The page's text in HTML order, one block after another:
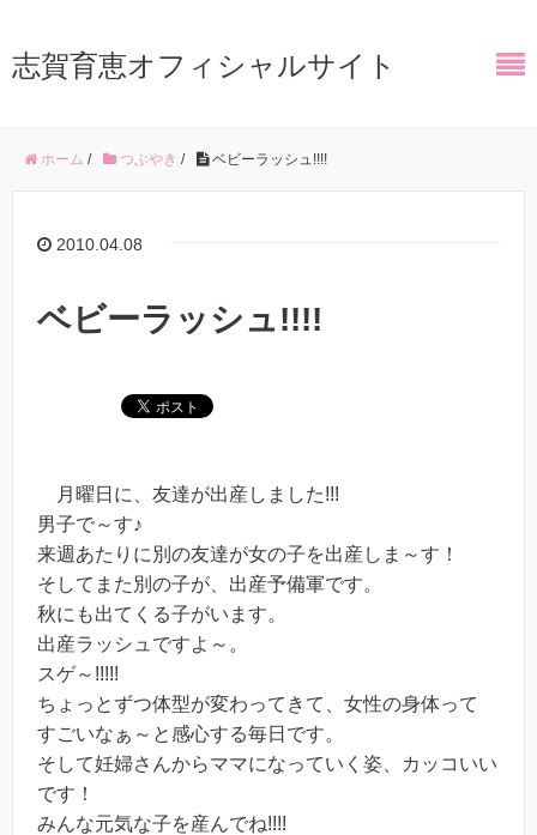
志賀育恵オフィシャルサイト
ホーム / つぶやき / ベビーラッシュ!!!!
2010.04.08
ベビーラッシュ!!!!
月曜日に、友達が出産しました!!!
男子で～す♪
来週あたりに別の友達が女の子を出産しま～す！
そしてまた別の子が、出産予備軍です。
秋にも出てくる子がいます。
出産ラッシュですよ～。
スゲ～!!!!!
ちょっとずつ体型が変わってきて、女性の身体って
すごいなぁ～と感心する毎日です。
そして妊婦さんからママになっていく姿、カッコいい
です！
みんな元気な子を産んでね!!!!